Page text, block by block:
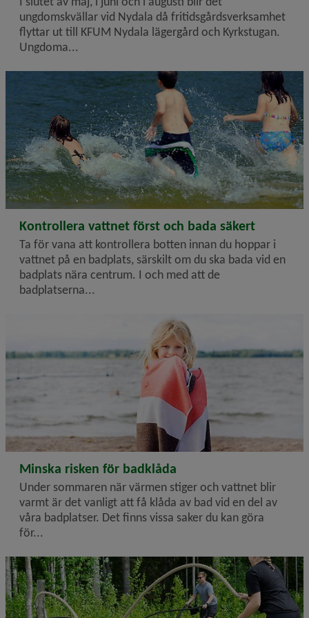
ungdomskvällar vid Nydala då fritidsgårdsverksamhet
flyttar ut till KFUM Nydala lägergård och Kyrkstugan.
Ungdoma...
2026-07-02
Kontrollera vattnet först och bada säkert
Ta för vana att kontrollera botten innan du hoppar i
vattnet på en badplats, särskilt om du ska bada vid en
badplats nära centrum. I och med att de
badplatserna...
2026-07-02
Minska risken för badklåda
Under sommaren när värmen stiger och vattnet blir
varmt är det vanligt att få klåda av bad vid en del av
våra badplatser. Det finns vissa saker du kan göra
för...